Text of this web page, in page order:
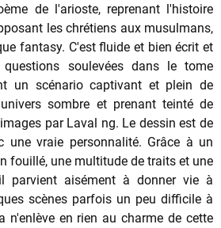
de l'arioste, reprenant l'histoire
les chrétiens aux musulmans,
fantasy. C'est fluide et bien écrit et
soulevées dans le tome
un scénario captivant et plein de
sombre et prenant teinté de
par Laval ng. Le dessin est de
une vraie personnalité. Grâce à un
fouillé, une multitude de traits et une
parvient aisément à donner vie à
scènes parfois un peu difficile à
n'enlève en rien au charme de cette